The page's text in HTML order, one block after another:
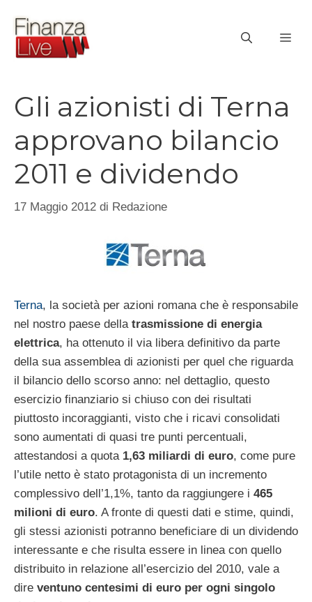
contenuto
Gli azionisti di Terna
approvano bilancio
2011 e dividendo
17 Maggio 2012 di Redazione
Terna, la società per azioni romana che è responsabile
nel nostro paese della trasmissione di energia
elettrica, ha ottenuto il via libera definitivo da parte
della sua assemblea di azionisti per quel che riguarda
il bilancio dello scorso anno: nel dettaglio, questo
esercizio finanziario si chiuso con dei risultati
piuttosto incoraggianti, visto che i ricavi consolidati
sono aumentati di quasi tre punti percentuali,
attestandosi a quota 1,63 miliardi di euro, come pure
l’utile netto è stato protagonista di un incremento
complessivo dell’1,1%, tanto da raggiungere i 465
milioni di euro. A fronte di questi dati e stime, quindi,
gli stessi azionisti potranno beneficiare di un dividendo
interessante e che risulta essere in linea con quello
distribuito in relazione all’esercizio del 2010, vale a
dire ventuno centesimi di euro per ogni singolo